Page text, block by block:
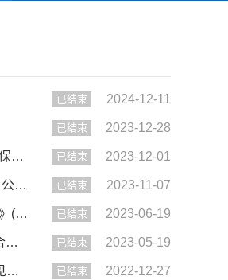
已结束 2024-12-11
已结束 2023-12-28
【征集】六安市人力资源和社会保障局《关于对符合条件的被征地农民社会保障对象实行基本养老保险缴费补贴政策的通... 已结束 2023-12-01
【征集】六安市人力资源和社会保障局关于《六安市助企招工引才工作实施方案 》（征求意见稿）公开征求意见的通知 已结束 2023-11-07
【征集】【已结束】六安市人力资源和社会保障局关于《六安市推进技工强市建设实施意见的通知》(征求意见稿)公开征... 已结束 2023-06-19
【征集】【已结束】六安市人力资源和社会保障局关于《关于转发<关于在全省推广应用电子劳动合同的通知>的通知》(... 已结束 2023-05-19
【征集】六安市人力资源和社会保障局关于《六安市创业担保贷款“惠商纾困贷”实施方案（征求意见稿）》公开征求意... 已结束 2022-12-27